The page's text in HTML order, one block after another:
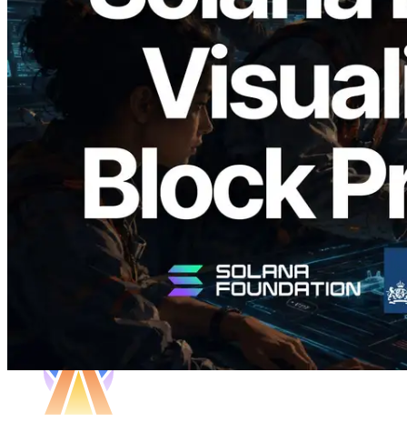
2026.05.24
Validators Solutions veröffentlicht Solana
Block Analyzer – Visualisierung der
Blockproduktionszeit pro Slot und der
zugewiesenen Validatoren